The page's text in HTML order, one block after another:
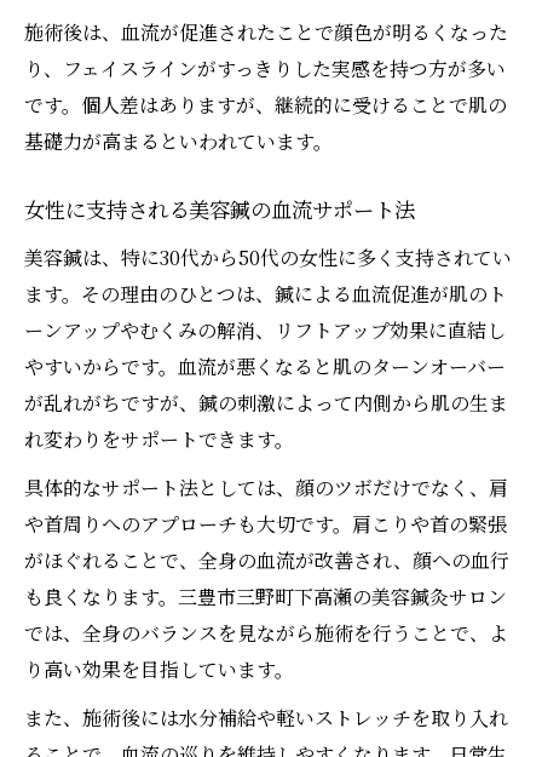
施術後は、血流が促進されたことで顔色が明るくなった
り、フェイスラインがすっきりした実感を持つ方が多い
です。個人差はありますが、継続的に受けることで肌の
基礎力が高まるといわれています。
女性に支持される美容鍼の血流サポート法
美容鍼は、特に30代から50代の女性に多く支持されてい
ます。その理由のひとつは、鍼による血流促進が肌のト
ーンアップやむくみの解消、リフトアップ効果に直結し
やすいからです。血流が悪くなると肌のターンオーバー
が乱れがちですが、鍼の刺激によって内側から肌の生ま
れ変わりをサポートできます。
具体的なサポート法としては、顔のツボだけでなく、肩
や首周りへのアプローチも大切です。肩こりや首の緊張
がほぐれることで、全身の血流が改善され、顔への血行
も良くなります。三豊市三野町下高瀬の美容鍼灸サロン
では、全身のバランスを見ながら施術を行うことで、よ
り高い効果を目指しています。
また、施術後には水分補給や軽いストレッチを取り入れ